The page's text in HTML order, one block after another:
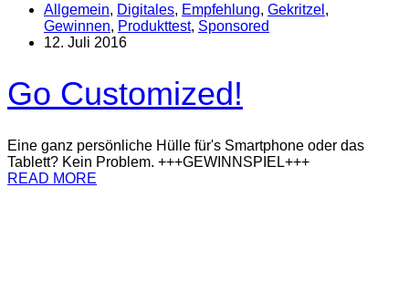
Allgemein, Digitales, Empfehlung, Gekritzel ,
Gewinnen, Produkttest, Sponsored
12. Juli 2016
Go Customized!
Eine ganz persönliche Hülle für's Smartphone oder das
Tablett? Kein Problem. +++GEWINNSPIEL+++
READ MORE